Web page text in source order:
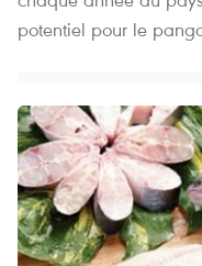
potentiel pour le